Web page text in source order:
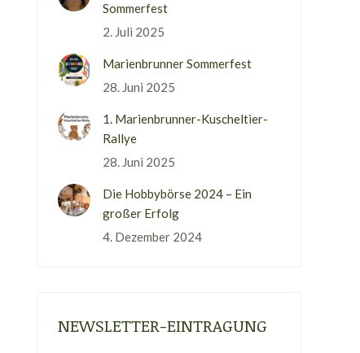
Sommerfest
2. Juli 2025
Marienbrunner Sommerfest
28. Juni 2025
1. Marienbrunner-Kuscheltier-
Rallye
28. Juni 2025
Die Hobbybörse 2024 – Ein
großer Erfolg
4. Dezember 2024
NEWSLETTER-EINTRAGUNG